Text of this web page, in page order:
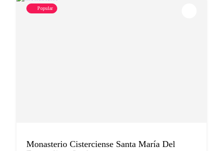
Popular
Monasterio Cisterciense Santa María Del